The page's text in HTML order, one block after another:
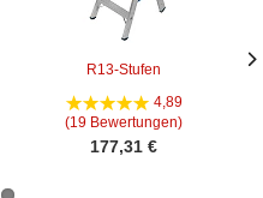
R13-Stufen
4,89
(19 Bewertungen)
177,31 €